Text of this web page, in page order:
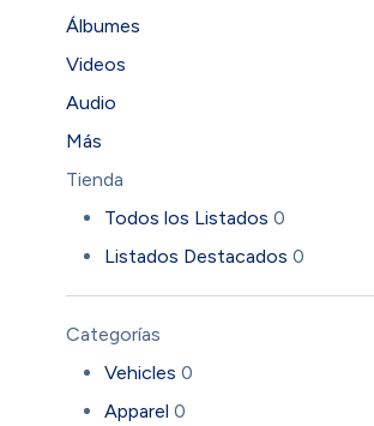
Álbumes
Videos
Audio
Más
Tienda
Todos los Listados0
Listados Destacados0
Categorías
Vehicles0
Apparel0